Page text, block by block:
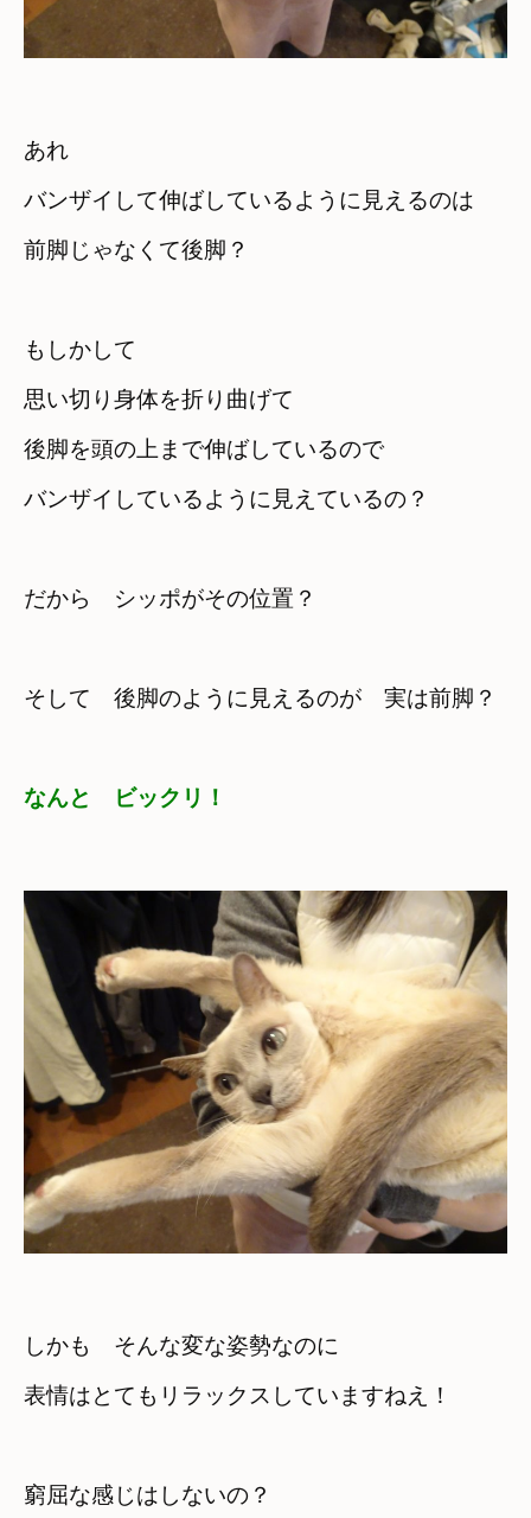
あれ
バンザイして伸ばしているように見えるのは
前脚じゃなくて後脚？
もしかして
思い切り身体を折り曲げて
後脚を頭の上まで伸ばしているので
だから　シッポがその位置？
そして　後脚のように見えるのが　実は前脚？
なんと　ビックリ！
しかも　そんな変な姿勢なのに
窮屈な感じはしないの？